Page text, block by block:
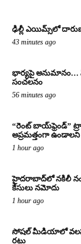
ఢిల్లీ ఎయిమ్స్‌లో
43 minutes ago
భార్యపై అనుమానం…
సంచలనం
56 minutes ago
“రెంట్ బాయ్‌ఫ్రెండ్”
అప్రమత్తంగా
1 hour ago
హైదరాబాద్‌లో నకిలీ
కేసులు నమోదు
1 hour ago
సోషల్ మీడియాలో
రట్టు